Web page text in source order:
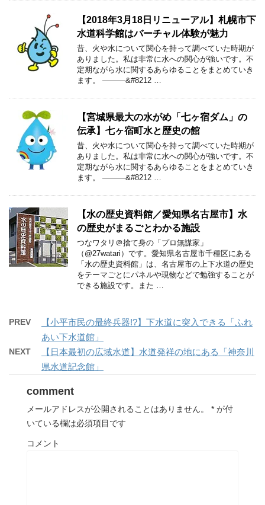
【2018年3月18日リニューアル】札幌市下
水道科学館はバーチャル体験が魅力
昔、火や水について関心を持って調べていた時期が
ありました。私は非常に水への関心が強いです。不
定期ながら水に関するあらゆることをまとめていき
ます。 ———&#8212 …
【宮城県最大の水がめ「七ヶ宿ダム」の
伝承】七ヶ宿町水と歴史の館
昔、火や水について関心を持って調べていた時期が
ありました。私は非常に水への関心が強いです。不
定期ながら水に関するあらゆることをまとめていき
ます。 ———&#8212 …
【水の歴史資料館／愛知県名古屋市】水
の歴史がまるごとわかる施設
つなワタリ＠捨て身の「プロ無謀家」
（@27watari）です。愛知県名古屋市千種区にある
「水の歴史資料館」は、名古屋市の上下水道の歴史
をテーマごとにパネルや現物などで勉強することが
できる施設です。また …
PREV
【小平市民の最終兵器!?】下水道に突入できる「ふれ
あい下水道館」
NEXT
【日本最初の広域水道】水道発祥の地にある「神奈川
県水道記念館」
comment
メールアドレスが公開されることはありません。 * が付
いている欄は必須項目です
コメント